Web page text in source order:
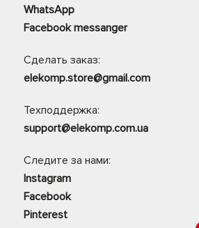
WhatsApp
Facebook messanger
Сделать заказ:
elekomp.store@gmail.com
Техподдержка:
support@elekomp.com.ua
Следите за нами:
Instagram
Facebook
Pinterest